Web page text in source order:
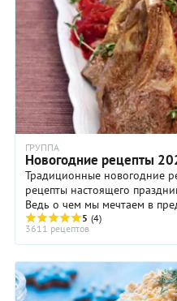
ГРУППА
Новогодние рецепты
Традиционные новогодние
рецепты настоящего
Ведь о чем мы мечтаем в
о чуде и о настоящем
и близких. И вот — наши
5 (4)
3611 рецептов